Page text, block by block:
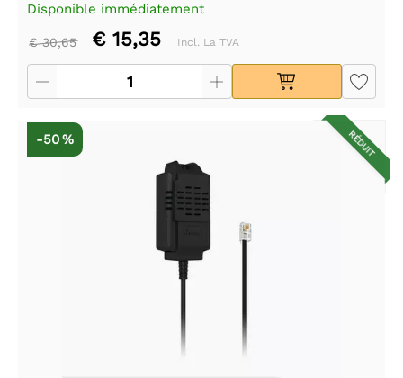
Disponible immédiatement
€ 30,65 € 15,35 Incl. La TVA
RÉDUIT
-50 %